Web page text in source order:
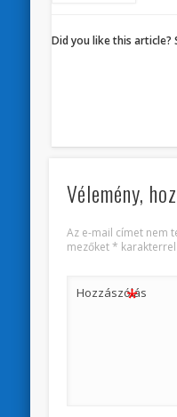
Did you like this
Vélemény,
Az e-mail címet nem
mezőket*
Hozzászólás
*